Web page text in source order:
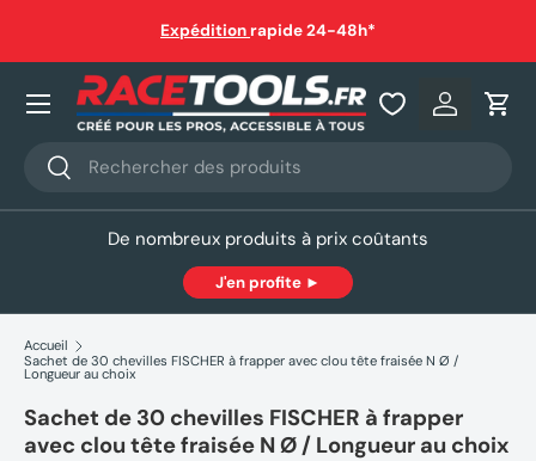
Aller au contenu
Expédition rapide 24-48h*
Recherche
Rechercher
Se
Nos produits
De nombreux produits à prix coûtants
J'en profite ►
Accueil
Sachet de 30 chevilles FISCHER à frapper avec clou tête fraisée N Ø /
Longueur au choix
Sachet de 30 chevilles FISCHER à frapper
avec clou tête fraisée N Ø / Longueur au choix